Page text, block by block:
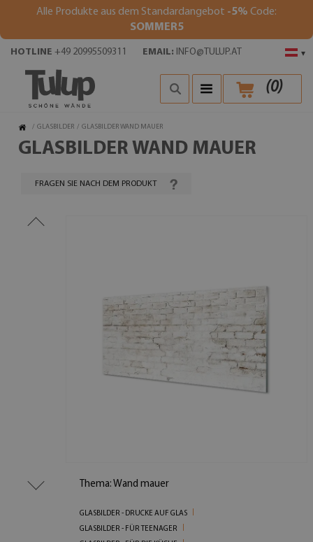
Alle Produkte aus dem Standardangebot -5% Code:
SOMMER5
▾
HOTLINE +49 20995509311 EMAIL: INFO@TULUP.AT
(0)
/ GLASBILDER / GLASBILDER WAND MAUER
GLASBILDER WAND MAUER
FRAGEN SIE NACH DEM PRODUKT
Thema: Wand mauer
GLASBILDER - DRUCKE AUF GLAS
GLASBILDER - FÜR TEENAGER